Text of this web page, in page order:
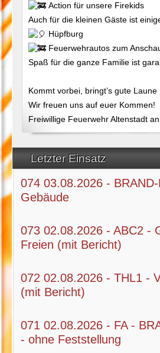
Letzter Einsatz
074 03.08.2026 -
Gebäude
073 02.08.2026 - ABC2 -
Freien (mit Bericht)
072 02.08.2026 - THL1 -
(mit Bericht)
071 02.08.2026 - FA -
- ohne Feststellung
Action für unsere Firekids
Auch für die kleinen Gäste ist
Hüpfburg
Feuerwehrautos zum
Spaß für die ganze Familie ist
Kommt vorbei, bringt’s gute
Wir freuen uns auf euer Kommen!
Freiwillige Feuerwehr Altenstadt